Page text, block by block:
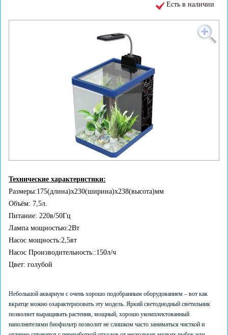
Есть в наличии
Технические характеристики:
Размеры:175(длина)x230(ширина)x238(высота)мм
Объём: 7,5л.
Питание: 220в/50Гц
Лампа мощностью:2Вт
Насос мощность:2,5вт
Насос Производительность::150л/ч
Цвет: голубой
Небольшой аквариум с очень хорошо подобранным оборудованием – вот как
вкратце можно охарактеризовать эту модель. Яркий светодиодный светильник
позволяет выращивать растения, мощный, хорошо укомплектованный
наполнителями биофильтр позволит не слишком часто заниматься чисткой и